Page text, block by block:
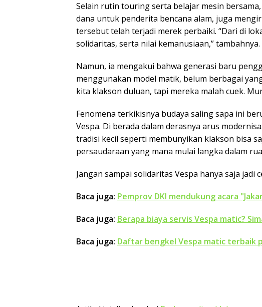
Selain rutin touring serta belajar mesin
dana untuk penderita bencana alam, juga
tersebut telah terjadi merek perbaiki. “Dari di
solidaritas, serta nilai kemanusiaan,” tambahnya.
Namun, ia mengakui bahwa generasi baru
menggunakan model matik, belum berbagai
kita klakson duluan, tapi mereka malah cuek.
Fenomena terkikisnya budaya saling sapa ini
Vespa. Di berada dalam derasnya arus
tradisi kecil seperti membunyikan klakson bisa
persaudaraan yang mana mulai langka dalam
Jangan sampai solidaritas Vespa hanya saja jadi
Baca juga: Pemprov DKI mendukung acara
Baca juga: Berapa biaya servis Vespa matic?
Baca juga: Daftar bengkel Vespa matic terbaik